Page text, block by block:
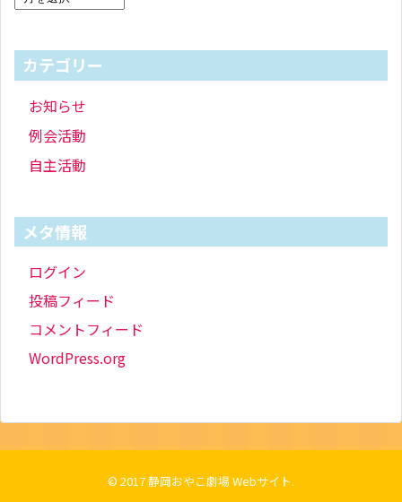
カテゴリー
お知らせ
例会活動
自主活動
メタ情報
ログイン
投稿フィード
コメントフィード
WordPress.org
© 2017静岡おやこ劇場 Webサイト.